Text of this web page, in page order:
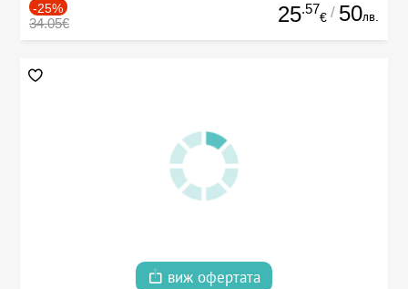
-25%
34.05€ 25.57
€ / 50лв.
виж офертата